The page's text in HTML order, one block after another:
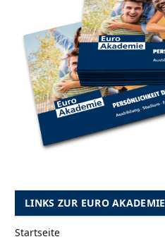
LINKS ZUR EURO AKADEMIE
Startseite